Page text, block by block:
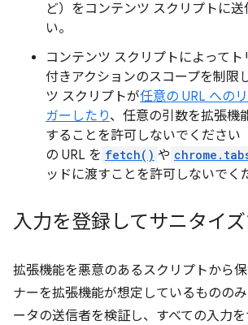
ど）をコンテンツ スクリプトに
い。
コンテンツ スクリプトによって
付きアクションのスコープを制限
ツ スクリプトが任意の URL への
ガーしたり、任意の引数を拡張機
することを許可しないでください
の URL を fetch() や
ッドに渡すことを許可しないでく
入力を登録してサニタイ
拡張機能を悪意のあるスクリプトから
ナーを拡張機能が想定しているものの
ータの送信者を検証し、すべての入力